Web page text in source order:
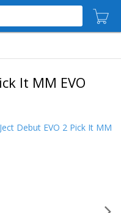
It MM EVO